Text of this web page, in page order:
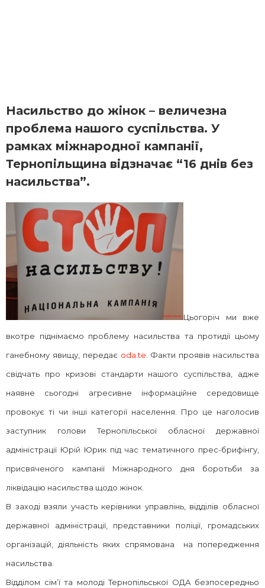
Насильство до жінок – величезна
проблема нашого суспільства. У
рамках міжнародної кампанії,
Тернопільщина відзначає “16 днів без
насильства”.
Цьогоріч ми вже
вкотре піднімаємо проблему насильства та протидії цьому
ганебному явищу, передає oda.te. Факти проявів насильства
свідчать про кризові стандарти нашого суспільства, адже
наявне сьогодні агресивне інформаційне середовище
провокує ті чи інші категорії населення. Про це наголосив
заступник голови Тернопільської обласної державної
адміністрації Юрій Юрик під час тематичного прес-брифінгу,
присвяченого кампанії Міжнародного дня боротьби за
ліквідацію насильства щодо жінок.
В заході взяли участь керівники управлінь, відділів обласної
державної адміністрації, представники поліції, громадських
організацій, діяльність яких спрямована на попередження
насильства.
Відділом сім’ї та молоді Тернопільської ОДА безпосередньо